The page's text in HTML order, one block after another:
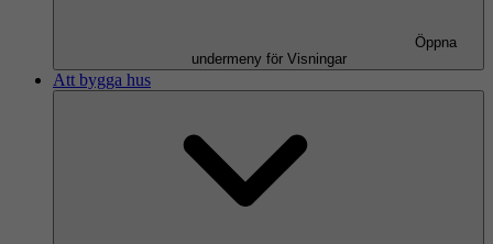
Öppna
undermeny för Visningar
Att bygga hus